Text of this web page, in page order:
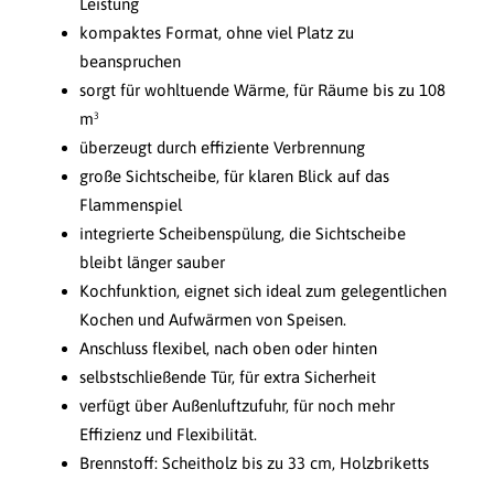
kompaktes Format, ohne viel Platz zu
beanspruchen
sorgt für wohltuende Wärme, für Räume bis zu 108
m³
überzeugt durch effiziente Verbrennung
große Sichtscheibe, für klaren Blick auf das
Flammenspiel
integrierte Scheibenspülung, die Sichtscheibe
bleibt länger sauber
Kochfunktion, eignet sich ideal zum gelegentlichen
Kochen und Aufwärmen von Speisen.
Anschluss flexibel, nach oben oder hinten
selbstschließende Tür, für extra Sicherheit
verfügt über Außenluftzufuhr, für noch mehr
Effizienz und Flexibilität.
Brennstoff: Scheitholz bis zu 33 cm, Holzbriketts